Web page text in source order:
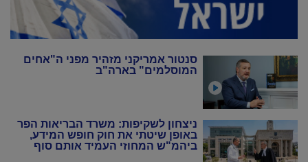
סנטור אמריקני מזהיר מפני ה"אחים
המוסלמים" בארה"ב
ניצחון לשקיפות: משרד הבריאות הפר
באופן שיטתי את חוק חופש המידע,
ביהמ"ש המחוזי העמיד אותם סוף